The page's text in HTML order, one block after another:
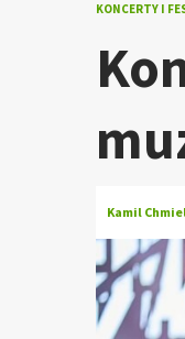
KONCERTY I
Kamil